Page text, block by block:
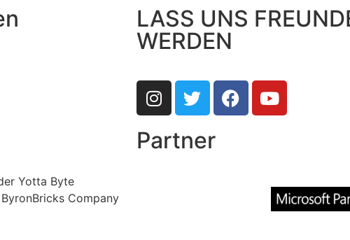
Yotta Byte
ByronBricks Company
LASS UNS
WERDEN
Partner